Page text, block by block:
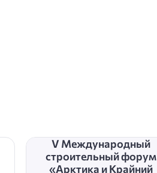
V Международный
строительный форум
«Арктика и Крайний